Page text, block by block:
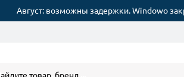
Август: возможны задержки. Windowo